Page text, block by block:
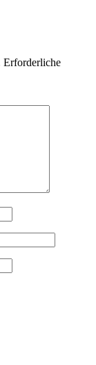
Erforderliche